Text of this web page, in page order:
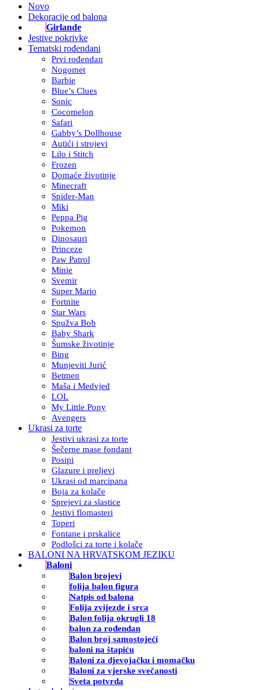
Novo
Dekoracije od balona
Girlande
Jestive pokrivke
Tematski rođendani
Prvi rođendan
Nogomet
Barbie
Blue’s Clues
Sonic
Cocomelon
Safari
Gabby’s Dollhouse
Autići i strojevi
Lilo i Stitch
Frozen
Domaće životinje
Minecraft
Spider-Man
Miki
Peppa Pig
Pokemon
Dinosauri
Princeze
Paw Patrol
Minie
Svemir
Super Mario
Fortnite
Star Wars
Spužva Bob
Baby Shark
Šumske životinje
Bing
Munjeviti Jurić
Betmen
Maša i Medvjed
LOL
My Little Pony
Avengers
Ukrasi za torte
Jestivi ukrasi za torte
Šečerne mase fondant
Posipi
Glazure i preljevi
Ukrasi od marcipana
Boja za kolače
Sprejevi za slastice
Jestivi flomasteri
Toperi
Fontane i prskalice
Podlošci za torte i kolače
BALONI NA HRVATSKOM JEZIKU
Baloni
Balon brojevi
folija balon figura
Natpis od balona
Folija zvijezde i srca
Balon folija okrugli 18
balon za rođendan
Balon broj samostojeći
baloni na štapiću
Baloni za djevojačku i momačku
Baloni za vjerske svečanosti
Sveta potvrda